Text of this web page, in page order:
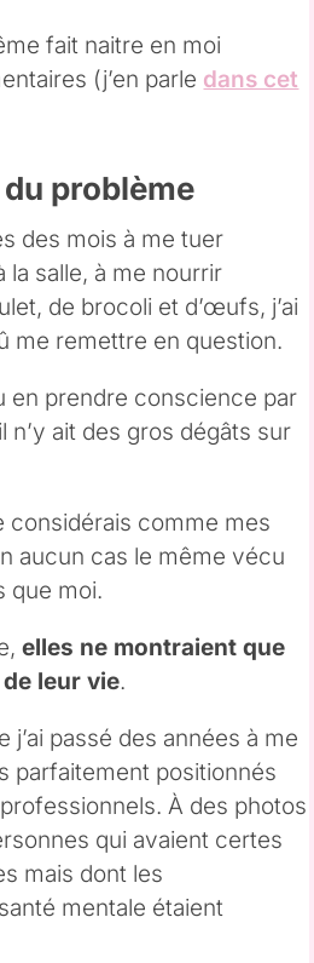
fait naitre en moi
(j’en parle dans cet
problème
des mois à me tuer
la salle, à me nourrir
de brocoli et d’œufs, j’ai
me remettre en question.
en prendre conscience par
n’y ait des gros dégâts sur
considérais comme mes
aucun cas le même vécu
que moi.
elles ne montraient que
leur vie.
j’ai passé des années à me
parfaitement positionnés
À des photos
qui avaient certes
mais dont les
mentale étaient